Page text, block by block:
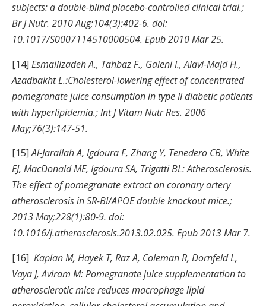
subjects: a double-blind placebo-controlled clinical trial.;
Br J Nutr. 2010 Aug;104(3):402-6. doi:
10.1017/S0007114510000504. Epub 2010 Mar 25.
[14] Esmaillzadeh A., Tahbaz F., Gaieni I., Alavi-Majd H.,
Azadbakht L.:Cholesterol-lowering effect of concentrated
pomegranate juice consumption in type II diabetic patients
with hyperlipidemia.; Int J Vitam Nutr Res. 2006
May;76(3):147-51.
[15]Al-Jarallah A, Igdoura F, Zhang Y, Tenedero CB, White
EJ, MacDonald ME, Igdoura SA, Trigatti BL: Atherosclerosis.
The effect of pomegranate extract on coronary artery
atherosclerosis in SR-BI/APOE double knockout mice.;
2013 May;228(1):80-9. doi:
10.1016/j.atherosclerosis.2013.02.025. Epub 2013 Mar 7.
[16] Kaplan M, Hayek T, Raz A, Coleman R, Dornfeld L,
Vaya J, Aviram M: Pomegranate juice supplementation to
atherosclerotic mice reduces macrophage lipid